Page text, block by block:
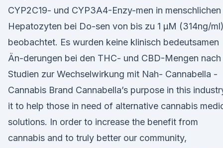
CYP2C19- und CYP3A4-Enzy-men in menschlichen
Hepatozyten bei Do-sen von bis zu 1 μM (314ng/ml)
beobachtet. Es wurden keine klinisch bedeutsamen
Än-derungen bei den THC- und CBD-Mengen nach
Studien zur Wechselwirkung mit Nah- Cannabella -
Cannabis Brand Cannabella’s purpose in this
it to help those in need of alternative cannabis
solutions. In order to increase the benefit from
cannabis and to truly better our community,